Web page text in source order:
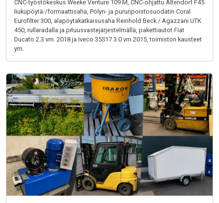
CNC-työstökeskus Weeke Venture 109 M, CNC-ohjattu Altendorf F45
liukupöytä-/formaattisaha, Pölyn- ja purunpoistosuodatin Coral
Eurofilter 300, alapöytäkatkaisusaha Reinhold Beck / Agazzani UTK
450, rullaradalla ja pituusvastejärjestelmällä, pakettiautot Fiat
Ducato 2.3 vm. 2018 ja Iveco 35S17 3.0 vm 2015, toimiston kausteet
ym.